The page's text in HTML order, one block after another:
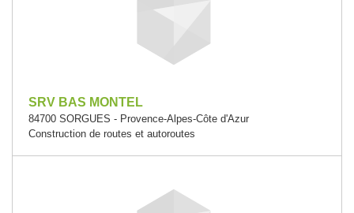
SRV BAS MONTEL
84700 SORGUES - Provence-Alpes-Côte d'Azur
Construction de routes et autoroutes